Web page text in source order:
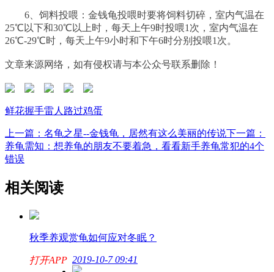
6、饲料投喂：金钱龟投喂时要将饲料切碎，室内气温在
25℃以下和30℃以上时，每天上午9时投喂1次，室内气温在
26℃-29℃时，每天上午9小时和下午6时分别投喂1次。
文章来源网络，如有侵权请与本公众号联系删除！
鲜花握手雷人 路过鸡蛋
上一篇：名龟之星--金钱龟，居然有这么美丽的传说下一篇：
养龟需知：想养龟的朋友不要着急，看看新手养龟常犯的4个
错误
相关阅读
秋季养观赏龟如何应对冬眠？
2019-10-7 09:41
打开APP